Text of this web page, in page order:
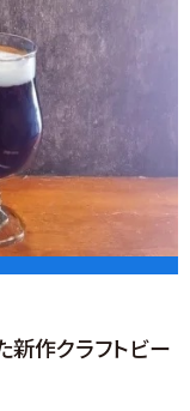
新作クラフトビー